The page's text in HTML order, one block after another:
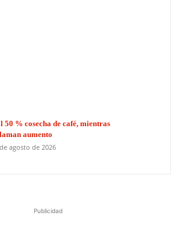
50 % cosecha de café, mientras
aumento
agosto de 2026
Publicidad